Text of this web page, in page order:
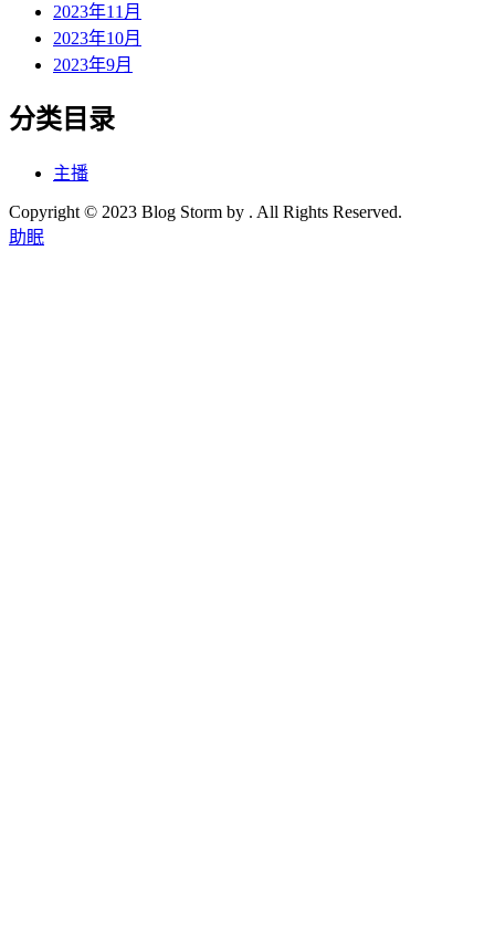
2023年11月
2023年10月
2023年9月
分类目录
主播
Copyright © 2023 Blog Storm by . All Rights Reserved.
助眠